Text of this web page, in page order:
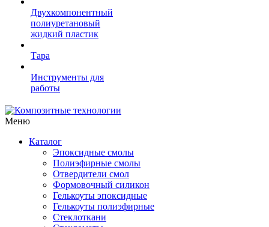
Двухкомпонентный
полиуретановый
жидкий пластик
Тара
Инструменты для
работы
Меню
Каталог
Эпоксидные смолы
Полиэфирные смолы
Отвердители смол
Формовочный силикон
Гелькоуты эпоксидные
Гелькоуты полиэфирные
Стеклоткани